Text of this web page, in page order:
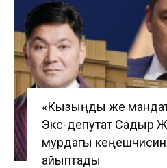
«Кызыңды же
Экс-депутат Садыр
мурдагы кеңешчисин
айыптады